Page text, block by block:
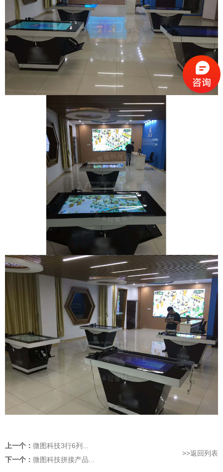
上一个： 微图科技3行6列...
下一个： 微图科技拼接产品...
>>返回列表